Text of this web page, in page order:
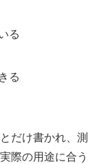
る
る
だけ書かれ、測
際の用途に合う